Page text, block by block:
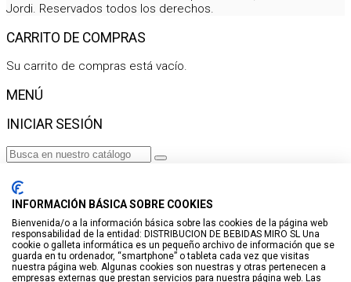
Jordi. Reservados todos los derechos.
CARRITO DE COMPRAS
Su carrito de compras está vacío.
MENÚ
INICIAR SESIÓN
No se encontraron productos.
Iniciar sesión
VISTO RECIENTEMENTE
No hay productos
INFORMACIÓN BÁSICA SOBRE COOKIES
Bienvenida/o a la información básica sobre las cookies de la página web
responsabilidad de la entidad: DISTRIBUCION DE BEBIDAS MIRO SL Una
cookie o galleta informática es un pequeño archivo de información que se
guarda en tu ordenador, “smartphone” o tableta cada vez que visitas
nuestra página web. Algunas cookies son nuestras y otras pertenecen a
empresas externas que prestan servicios para nuestra página web. Las